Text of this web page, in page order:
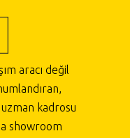
aracı değil
kadrosu
showroom